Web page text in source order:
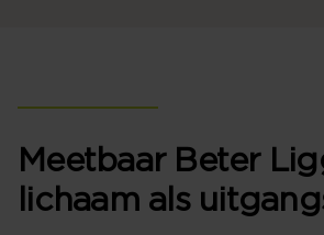
Meetbaar Beter
lichaam als